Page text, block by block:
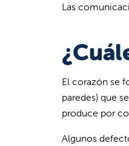
Las
El corazón se
paredes) que
produce por
Algunos